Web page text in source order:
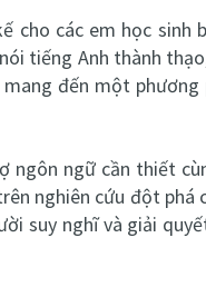
các em học sinh
tiếng Anh thành
đến một phương
ngôn ngữ cần thiết
nghiên cứu đột phá
suy nghĩ và giải